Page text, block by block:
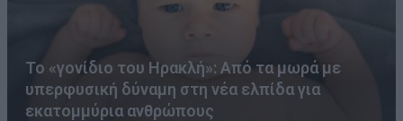
Το «γονίδιο του Ηρακλή»: Από τα μωρά με
υπερφυσική δύναμη στη νέα ελπίδα για
εκατομμύρια ανθρώπους